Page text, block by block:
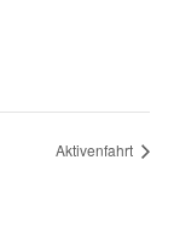
Aktivenfahrt